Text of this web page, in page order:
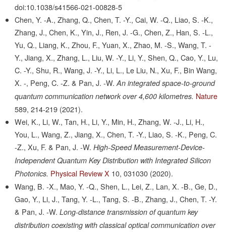
doi:10.1038/s41566-021-00828-5
Chen, Y. -A., Zhang, Q., Chen, T. -Y., Cai, W. -Q., Liao, S. -K.,
Zhang, J., Chen, K., Yin, J., Ren, J. -G., Chen, Z., Han, S. -L.,
Yu, Q., Liang, K., Zhou, F., Yuan, X., Zhao, M. -S., Wang, T. -
Y., Jiang, X., Zhang, L., Liu, W. -Y., Li, Y., Shen, Q., Cao, Y., Lu,
C. -Y., Shu, R., Wang, J. -Y., Li, L., Le Liu, N., Xu, F., Bin Wang,
X. -, Peng, C. -Z. & Pan, J. -W. An integrated space-to-ground
quantum communication network over 4,600 kilometres. Nature
589, 214-219 (2021).
Wei, K., Li, W., Tan, H., Li, Y., Min, H., Zhang, W. -J., Li, H.,
You, L., Wang, Z., Jiang, X., Chen, T. -Y., Liao, S. -K., Peng, C.
-Z., Xu, F. & Pan, J. -W. High-Speed Measurement-Device-
Independent Quantum Key Distribution with Integrated Silicon
Photonics. Physical Review X 10, 031030 (2020).
Wang, B. -X., Mao, Y. -Q., Shen, L., Lei, Z., Lan, X. -B., Ge, D.,
Gao, Y., Li, J., Tang, Y. -L., Tang, S. -B., Zhang, J., Chen, T. -Y.
& Pan, J. -W. Long-distance transmission of quantum key
distribution coexisting with classical optical communication over